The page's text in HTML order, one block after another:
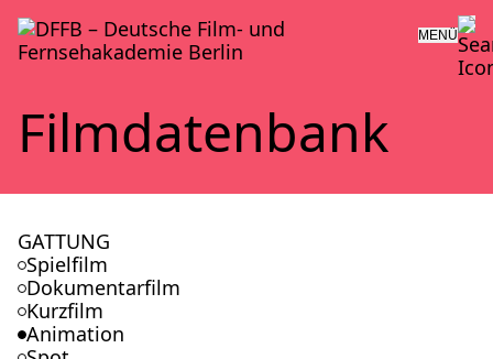
MENÜ
Film­da­ten­bank
GATTUNG
Spielfilm
Dokumentarfilm
Kurzfilm
Animation